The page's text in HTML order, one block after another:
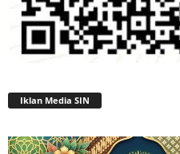
Iklan Media SIN